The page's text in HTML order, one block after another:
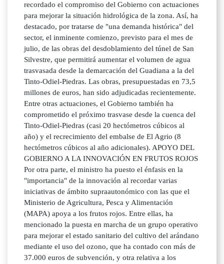
recordado el compromiso del Gobierno con actuaciones
para mejorar la situación hidrológica de la zona. Así, ha
destacado, por tratarse de "una demanda histórica" del
sector, el inminente comienzo, previsto para el mes de
julio, de las obras del desdoblamiento del túnel de San
Silvestre, que permitirá aumentar el volumen de agua
trasvasada desde la demarcación del Guadiana a la del
Tinto-Odiel-Piedras. Las obras, presupuestadas en 73,5
millones de euros, han sido adjudicadas recientemente.
Entre otras actuaciones, el Gobierno también ha
comprometido el próximo trasvase desde la cuenca del
Tinto-Odiel-Piedras (casi 20 hectómetros cúbicos al
año) y el recrecimiento del embalse de El Agrio (8
hectómetros cúbicos al año adicionales). APOYO DEL
GOBIERNO A LA INNOVACIÓN EN FRUTOS ROJOS
Por otra parte, el ministro ha puesto el énfasis en la
"importancia" de la innovación al recordar varias
iniciativas de ámbito supraautonómico con las que el
Ministerio de Agricultura, Pesca y Alimentación
(MAPA) apoya a los frutos rojos. Entre ellas, ha
mencionado la puesta en marcha de un grupo operativo
para mejorar el estado sanitario del cultivo del arándano
mediante el uso del ozono, que ha contado con más de
37.000 euros de subvención, y otra relativa a los